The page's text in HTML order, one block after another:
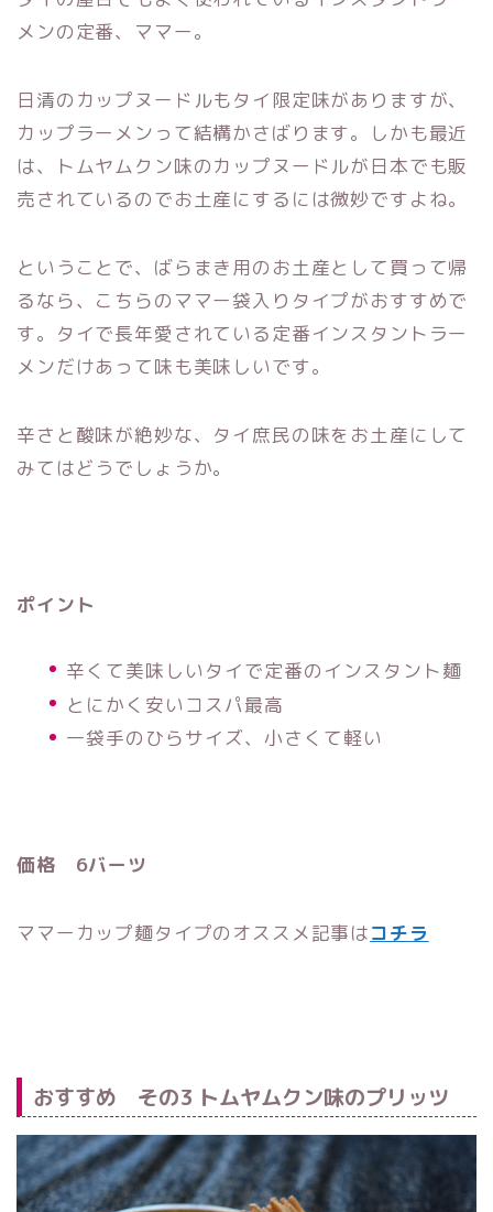
メンの定番、ママー。
日清のカップヌードルもタイ限定味がありますが、
カップラーメンって結構かさばります。しかも最近
は、トムヤムクン味のカップヌードルが日本でも販
売されているのでお土産にするには微妙ですよね。
ということで、ばらまき用のお土産として買って帰
るなら、こちらのママー袋入りタイプがおすすめで
す。タイで長年愛されている定番インスタントラー
メンだけあって味も美味しいです。
辛さと酸味が絶妙な、タイ庶民の味をお土産にして
みてはどうでしょうか。
ポイント
辛くて美味しいタイで定番のインスタント麺
とにかく安いコスパ最高
一袋手のひらサイズ、小さくて軽い
価格 6バーツ
ママーカップ麺タイプのオススメ記事はコチラ
おすすめ その3 トムヤムクン味のプリッツ